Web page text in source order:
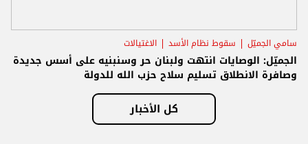
سامي الجميّل سقوط نظام الأسد الاغتيالات
الجميّل: الوصايات انتهت ولبنان حر وسنبنيه على أسس جديدة
وصافرة الانطلاق تسليم سلاح حزب الله للدولة
كل الأخبار